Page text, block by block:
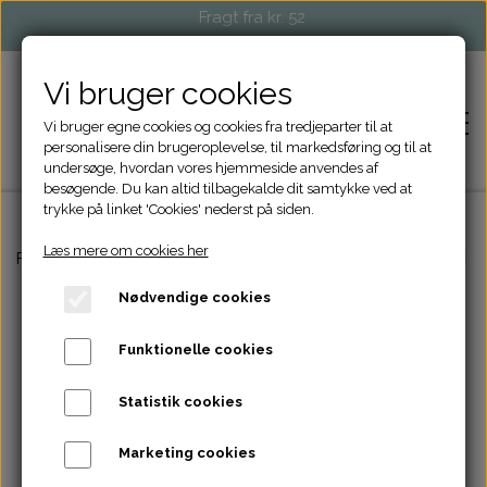
Fragt fra kr. 52
FORSIDE
FORHANDLERE
Forside Strikketilbehør
Vi bruger cookies
Vi bruger egne cookies og cookies fra tredjeparter til at
personalisere din brugeroplevelse, til markedsføring og til at
undersøge, hvordan vores hjemmeside anvendes af
besøgende. Du kan altid tilbagekalde dit samtykke ved at
trykke på linket 'Cookies' nederst på siden.
Læs mere om cookies her
Nødvendige cookies
Funktionelle cookies
Statistik cookies
Marketing cookies